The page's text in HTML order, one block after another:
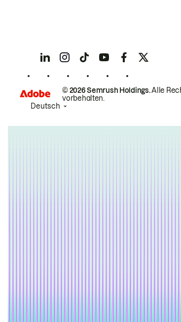
© 2026 Semrush Holdings.Alle
vorbehalten.
Deutsch